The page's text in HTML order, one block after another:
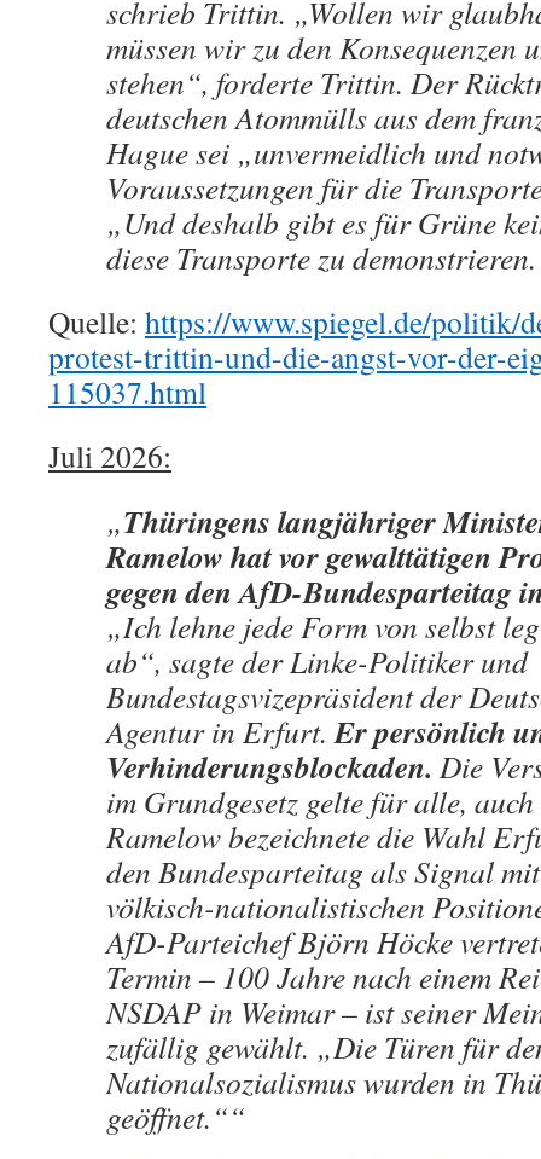
schrieb Trittin. „Wollen wir
müssen wir zu den Konsequenzen
stehen“, forderte Trittin. Der
deutschen Atommülls aus dem
Hague sei „unvermeidlich und
Voraussetzungen für die
„Und deshalb gibt es für Grüne
diese Transporte zu
Quelle: https://www.spiegel.de/politik/
protest-trittin-und-die-angst-vor-der-
115037.html
Juli 2026:
„Thüringens langjähriger
Ramelow hat vor gewalttätigen
gegen den AfD-Bundesparteitag
„Ich lehne jede Form von selbst
ab“, sagte der Linke-Politiker und
Bundestagsvizepräsident der
Agentur in Erfurt.Er persönlich
Verhinderungsblockaden. Die
im Grundgesetz gelte für alle,
Ramelow bezeichnete die Wahl
den Bundesparteitag als Signal
völkisch-nationalistischen
AfD-Parteichef Björn Höcke
Termin – 100 Jahre nach einem
NSDAP in Weimar – ist seiner
zufällig gewählt. „Die Türen für
Nationalsozialismus wurden in
geöffnet.““